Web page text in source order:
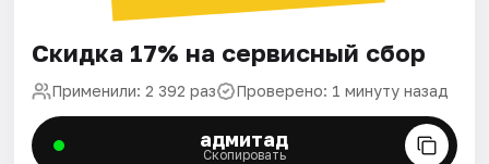
Скидка 17% на сервисный сбор
Применили: 2 392 раз Проверено: 1 минуту назад
адмитад
Скопировать